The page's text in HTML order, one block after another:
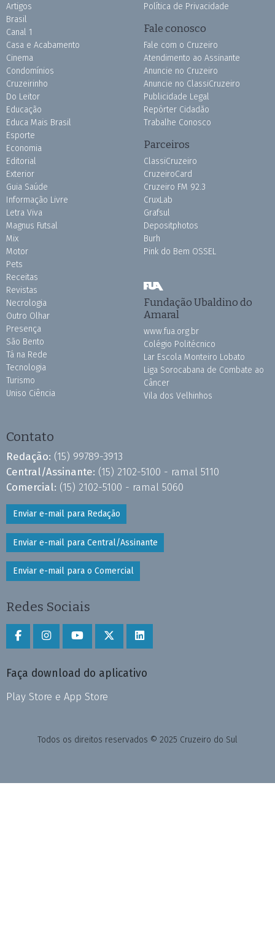
Artigos
Brasil
Canal 1
Casa e Acabamento
Cinema
Condomínios
Cruzeirinho
Do Leitor
Educação
Educa Mais Brasil
Esporte
Economia
Editorial
Exterior
Guia Saúde
Informação Livre
Letra Viva
Magnus Futsal
Mix
Motor
Pets
Receitas
Revistas
Necrologia
Outro Olhar
Presença
São Bento
Tá na Rede
Tecnologia
Turismo
Uniso Ciência
Política de Privacidade
Fale conosco
Fale com o Cruzeiro
Atendimento ao Assinante
Anuncie no Cruzeiro
Anuncie no ClassiCruzeiro
Publicidade Legal
Repórter Cidadão
Trabalhe Conosco
Parceiros
ClassiCruzeiro
CruzeiroCard
Cruzeiro FM 92.3
CruxLab
Grafsul
Depositphotos
Burh
Pink do Bem OSSEL
Fundação Ubaldino do
Amaral
www.fua.org.br
Colégio Politécnico
Lar Escola Monteiro Lobato
Liga Sorocabana de Combate ao
Câncer
Vila dos Velhinhos
Contato
Redação: (15) 99789-3913
Central/Assinante: (15) 2102-5100 - ramal 5110
Comercial: (15) 2102-5100 - ramal 5060
Enviar e-mail para Redação
Enviar e-mail para Central/Assinante
Enviar e-mail para o Comercial
Redes Sociais
Faça download do aplicativo
Play Store e App Store
Todos os direitos reservados © 2025 Cruzeiro do Sul